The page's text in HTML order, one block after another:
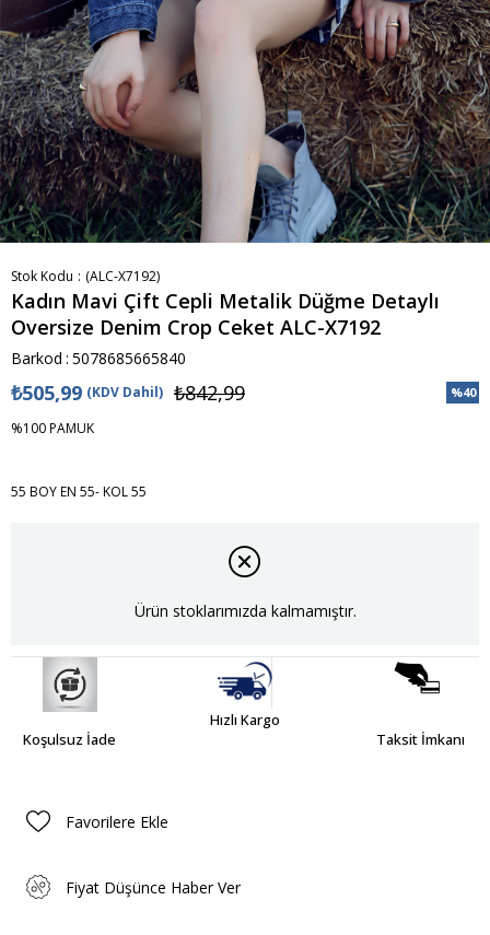
Stok Kodu (ALC-X7192)
Kadın Mavi Çift Cepli Metalik Düğme Detaylı
Oversize Denim Crop Ceket ALC-X7192
Barkod : 5078685665840
%40
₺842,99
₺505,99 (KDV Dahil)
%100 PAMUK
55 BOY EN 55- KOL 55
Ürün stoklarımızda kalmamıştır.
Koşulsuz İade
Hızlı Kargo
Taksit İmkanı
Favorilere Ekle
Fiyat Düşünce Haber Ver